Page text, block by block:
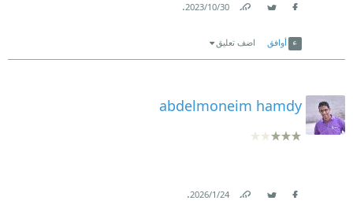
30‏/10‏/2023
.
أوافق اضف تعليق
abdelmoneim hamdy
24‏/1‏/2026
.